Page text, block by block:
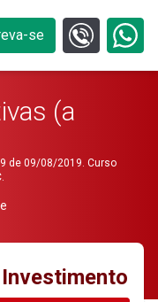
se
(a
de 09/08/2019. Curso